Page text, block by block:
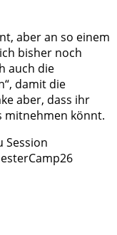
aber an so einem
bisher noch
auch die
damit die
aber, dass ihr
mitnehmen könnt.